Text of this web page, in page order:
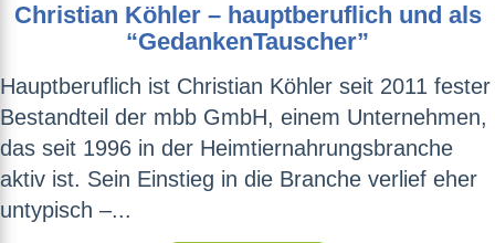
Christian Köhler – hauptberuflich und als
“GedankenTauscher”
Hauptberuflich ist Christian Köhler seit 2011 fester
Bestandteil der mbb GmbH, einem Unternehmen,
das seit 1996 in der Heimtiernahrungsbranche
aktiv ist. Sein Einstieg in die Branche verlief eher
untypisch –...